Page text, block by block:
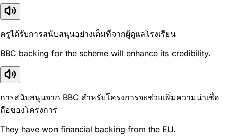
ครูได้รับการสนับสนุนอย่างเต็มที่จากผู้ดูแลโรงเรียน
BBC backing for the scheme will enhance its credibility.
การสนับสนุนจาก BBC สำหรับโครงการจะช่วยเพิ่มความน่าเชื่อ
ถือของโครงการ
They have won financial backing from the EU.